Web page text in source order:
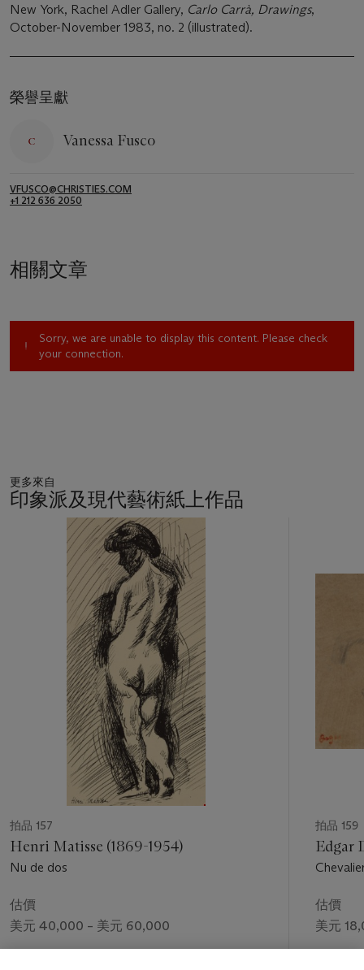
New York, Rachel Adler Gallery, Carlo Carrà, Drawings,
October-November 1983, no. 2 (illustrated).
榮譽呈獻
Vanessa Fusco
VFUSCO@CHRISTIES.COM
+1 212 636 2050
相關文章
Sorry, we are unable to display this content. Please check
your connection.
更多來自
印象派及現代藝術紙上作品
拍品 157
Henri Matisse (1869-1954)
Nu de dos
估價
美元 40,000 – 美元 60,000
拍品 159
Edgar
估價
美元